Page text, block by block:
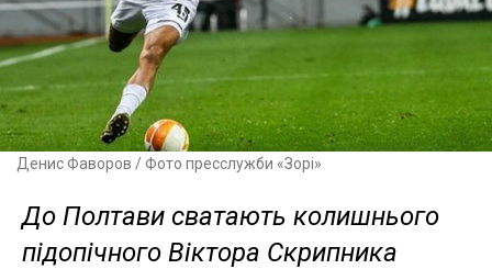
Денис Фаворов / Фото пресслужби «Зорі»
До Полтави сватають колишнього
підопічного Віктора Скрипника